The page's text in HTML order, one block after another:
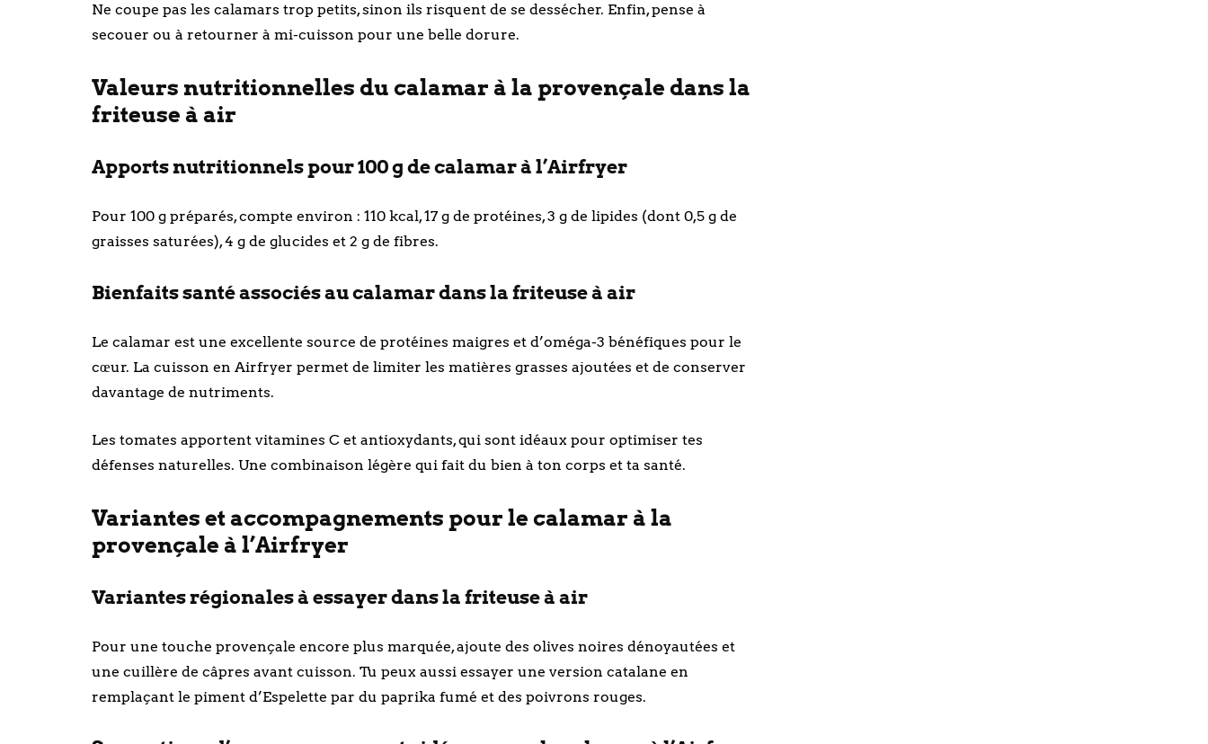
Ne coupe pas les calamars trop petits, sinon ils risquent de se dessécher. Enfin, pense à
secouer ou à retourner à mi-cuisson pour une belle dorure.
Valeurs nutritionnelles du calamar à la provençale dans la
friteuse à air
Apports nutritionnels pour 100 g de calamar à l’Airfryer
Pour 100 g préparés, compte environ : 110 kcal, 17 g de protéines, 3 g de lipides (dont 0,5 g de
graisses saturées), 4 g de glucides et 2 g de fibres.
Bienfaits santé associés au calamar dans la friteuse à air
Le calamar est une excellente source de protéines maigres et d’oméga-3 bénéfiques pour le
cœur. La cuisson en Airfryer permet de limiter les matières grasses ajoutées et de conserver
davantage de nutriments.
Les tomates apportent vitamines C et antioxydants, qui sont idéaux pour optimiser tes
défenses naturelles. Une combinaison légère qui fait du bien à ton corps et ta santé.
Variantes et accompagnements pour le calamar à la
provençale à l’Airfryer
Variantes régionales à essayer dans la friteuse à air
Pour une touche provençale encore plus marquée, ajoute des olives noires dénoyautées et
une cuillère de câpres avant cuisson. Tu peux aussi essayer une version catalane en
remplaçant le piment d’Espelette par du paprika fumé et des poivrons rouges.